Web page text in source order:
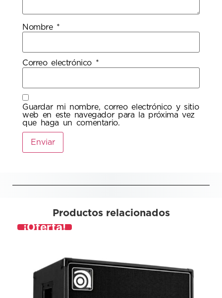
Nombre *
Correo electrónico *
Guardar mi nombre, correo electrónico y sitio
web en este navegador para la próxima vez
que haga un comentario.
Productos relacionados
¡Oferta!